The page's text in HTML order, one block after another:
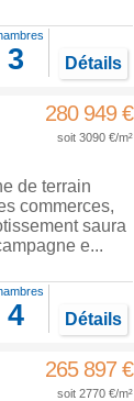
3 Détails
280 949 €
soit 3090 €/m²
de terrain
commerces,
saura
e...
4 Détails
265 897 €
soit 2770 €/m²